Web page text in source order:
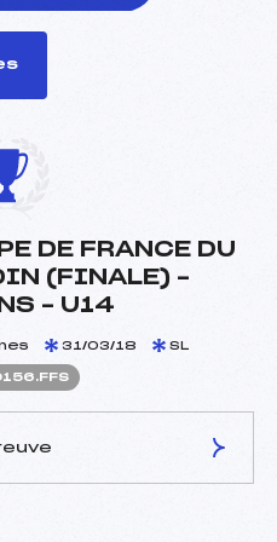
DE FRANCE DU
(FINALE) –
– U14
31/03/18 SL